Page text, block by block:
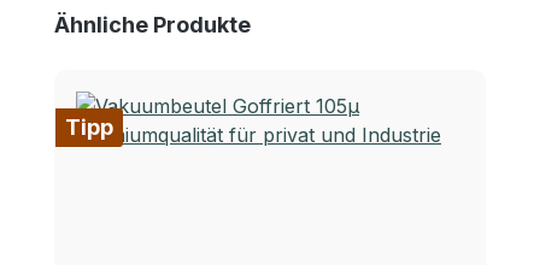
Produktgalerie überspringen
Ähnliche Produkte
Tipp